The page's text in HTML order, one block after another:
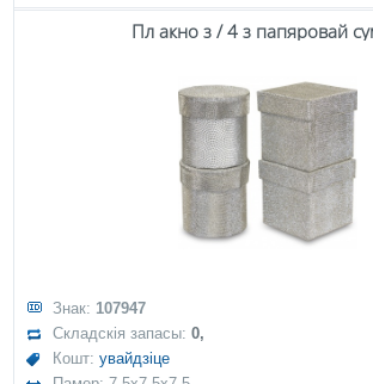
Пл акно з / 4 з папяровай
Знак: 107947
Складскія запасы:0,
Кошт:увайдзіце